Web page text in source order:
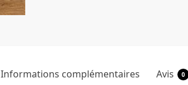
Informations complémentaires Avis 0